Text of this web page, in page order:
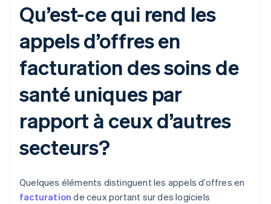
Qu’est-ce qui rend les
appels d’offres en
facturation des soins de
santé uniques par
rapport à ceux d’autres
secteurs?
Quelques éléments distinguent les appels d’offres en
facturation de ceux portant sur des logiciels